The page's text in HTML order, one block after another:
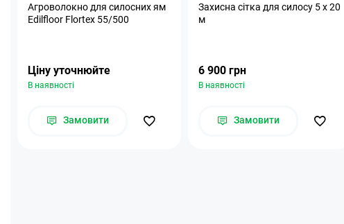
Агроволокно для силосних ям
Edilfloor Flortex 55/500
Ціну уточнюйте
В наявності
Замовити
Захисна сітка для силосу 5 х 20
м
6 900 грн
В наявності
Замовити